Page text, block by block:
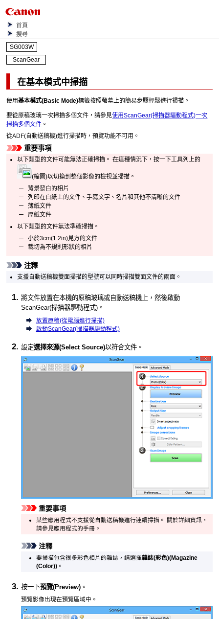
首頁
搜尋
SG003W
ScanGear
在基本模式中掃描
使用基本模式(Basic Mode)標籤按照螢幕上的簡易步驟輕鬆進行掃描。
要從原稿玻璃一次掃描多個文件，請參見使用ScanGear(掃描器驅動程式)一次
掃描多個文件 。
從ADF(自動送稿機)進行掃描時，預覽功能不可用。
重要事項
以下類型的文件可能無法正確掃描。 在這種情況下，按一下工具列上的
(縮圖)以切換到整個影像的檢視並掃描。
背景發白的相片
列印在白紙上的文件、手寫文字、名片和其他不清晰的文件
薄紙文件
厚紙文件
以下類型的文件無法準確掃描。
小於3cm(1.2in)見方的文件
裁切為不規則形狀的相片
注釋
支援自動送稿機雙面掃描的型號可以同時掃描雙面文件的兩面。
將文件放置在本機的原稿玻璃或 自動送稿機 上，然後啟動
ScanGear(掃描器驅動程式)。
放置原稿(從電腦進行掃描)
啟動ScanGear(掃描器驅動程式)
設定選擇來源(Select Source)以符合文件。
重要事項
某些應用程式不支援從自動送稿機進行連續掃描。
關於詳細資訊，
請參見應用程式的手冊。
注釋
要掃描包含很多彩色相片的雜誌，請選擇雜誌(彩色)(Magazine
(Color))。
按一下預覽(Preview) 。
預覽影像出現在預覽區域中。